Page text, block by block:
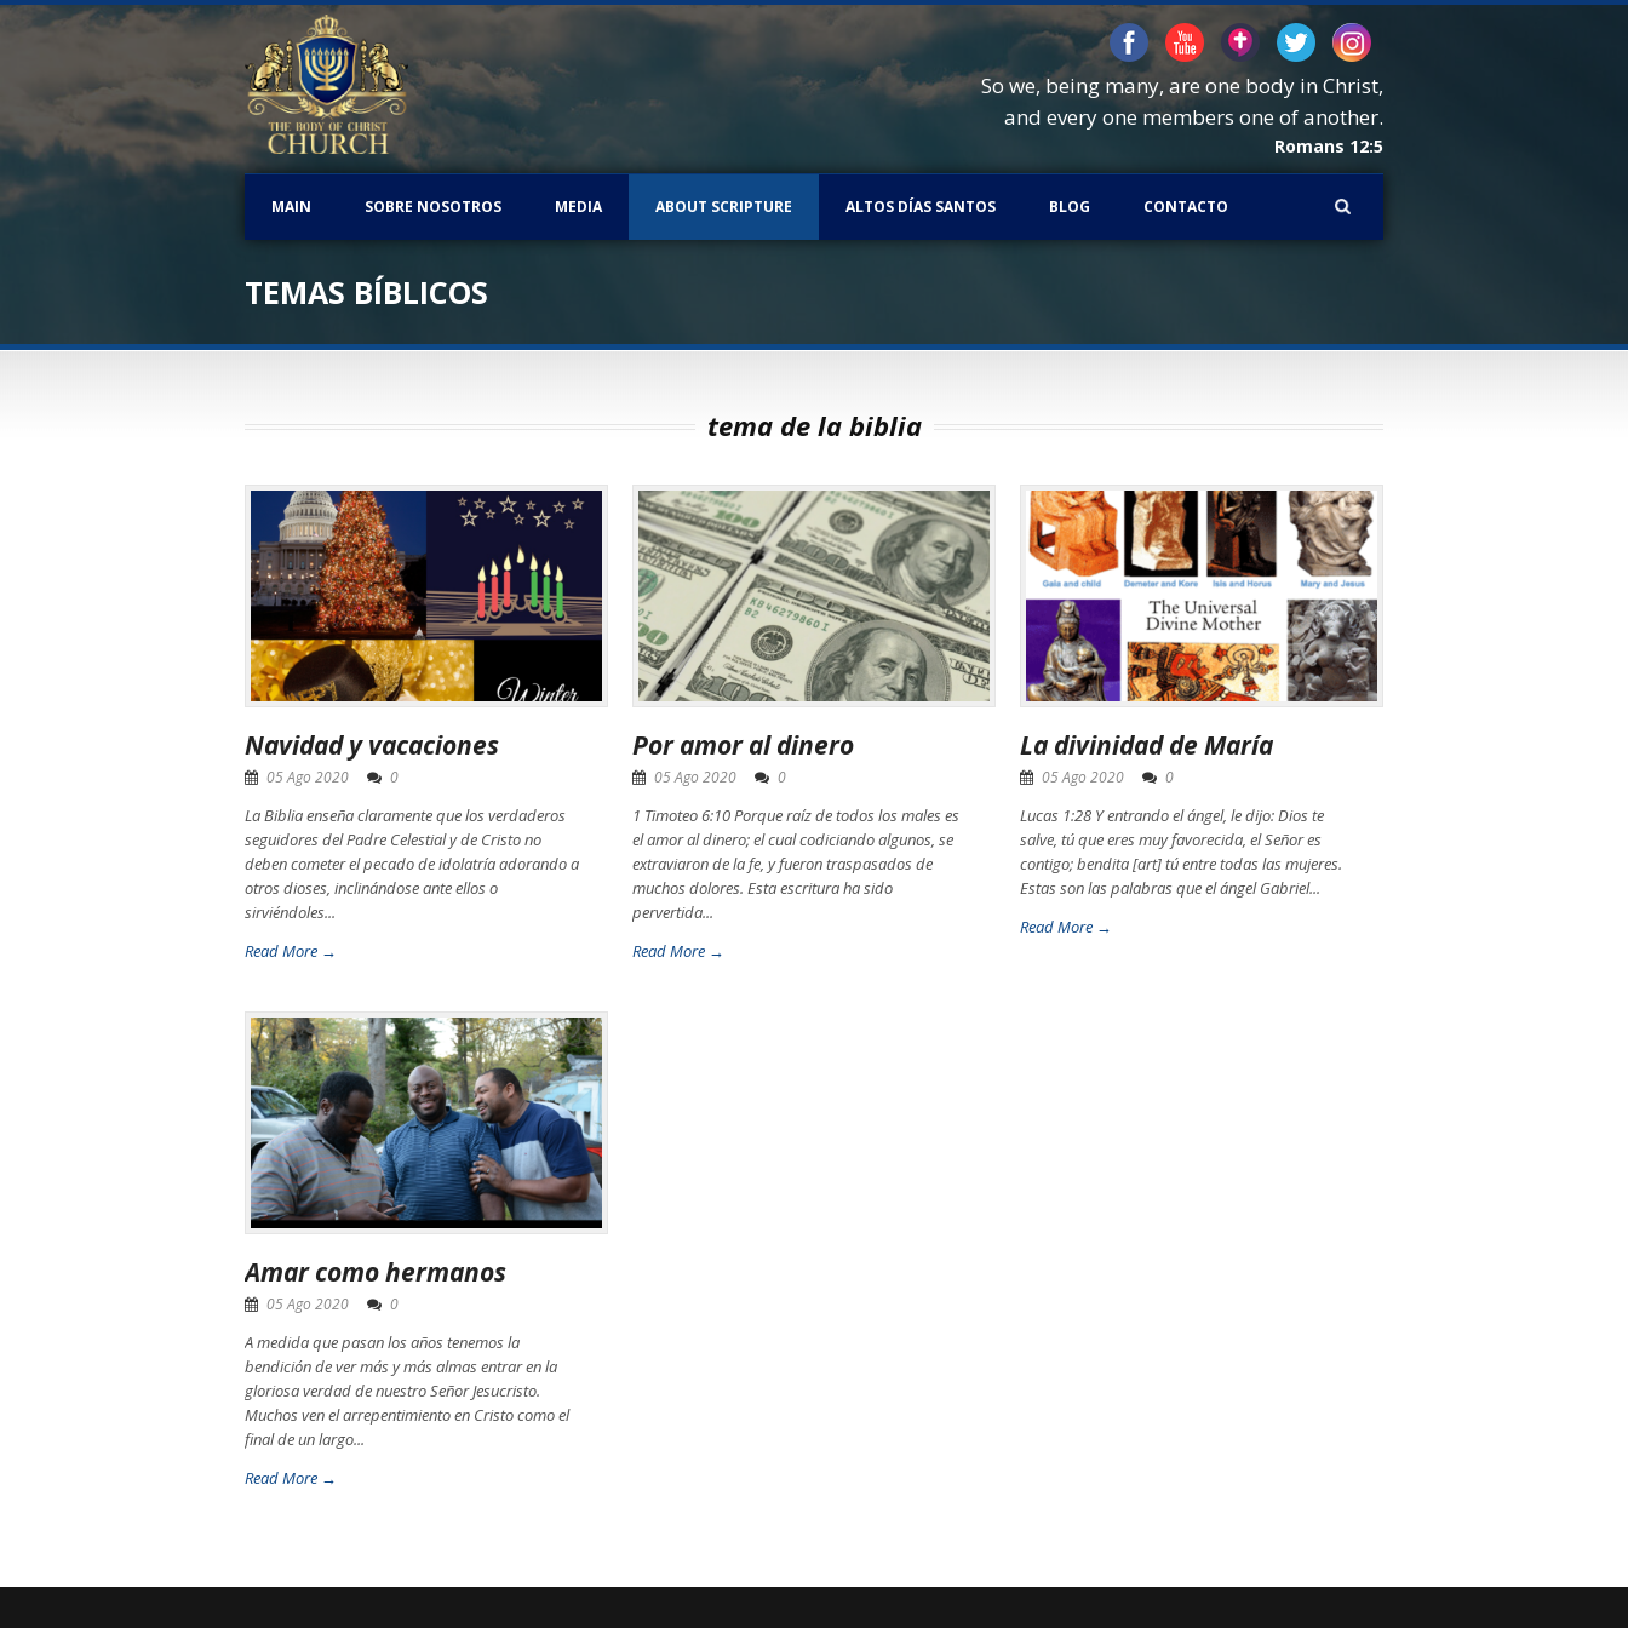
So we, being many, are one body in Christ,
and every one members one of another.
Romans 12:5
MAIN SOBRE NOSOTROS MEDIA ABOUT SCRIPTURE ALTOS DÍAS SANTOS BLOG CONTACTO
TEMAS BÍBLICOS
tema de la biblia
Navidad y vacaciones
05 Ago 2020 0
La Biblia enseña claramente que los verdaderos
seguidores del Padre Celestial y de Cristo no
deben cometer el pecado de idolatría adorando a
otros dioses, inclinándose ante ellos o
sirviéndoles...
Read More →
Por amor al dinero
05 Ago 2020 0
1 Timoteo 6:10 Porque raíz de todos los males es
el amor al dinero; el cual codiciando algunos, se
extraviaron de la fe, y fueron traspasados de
muchos dolores. Esta escritura ha sido
pervertida...
Read More →
La divinidad de María
05 Ago 2020 0
Lucas 1:28 Y entrando el ángel, le dijo: Dios te
salve, tú que eres muy favorecida, el Señor es
contigo; bendita [art] tú entre todas las mujeres.
Estas son las palabras que el ángel Gabriel...
Read More →
Amar como hermanos
05 Ago 2020 0
A medida que pasan los años tenemos la
bendición de ver más y más almas entrar en la
gloriosa verdad de nuestro Señor Jesucristo.
Muchos ven el arrepentimiento en Cristo como el
final de un largo...
Read More →